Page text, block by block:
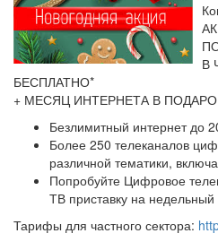
В
БЕСПЛАТНО*
+ МЕСЯЦ ИНТЕРНЕТА В
Безлимитный интернет до
Более 250 телеканалов
различной тематики,
Попробуйте Цифровое
ТВ приставку на
Тарифы для частного сектора: